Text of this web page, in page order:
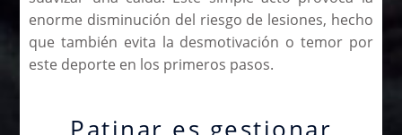
enorme disminución del riesgo de lesiones, hecho
que también evita la desmotivación o temor por
este deporte en los primeros pasos.
Patinar es gestionar